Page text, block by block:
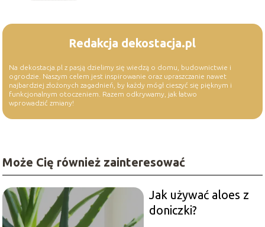
Redakcja dekostacja.pl
Na dekostacja.pl z pasją dzielimy się wiedzą o domu, budownictwie i
ogrodzie. Naszym celem jest inspirowanie oraz upraszczanie nawet
najbardziej złożonych zagadnień, by każdy mógł cieszyć się pięknym i
funkcjonalnym otoczeniem. Razem odkrywamy, jak łatwo
wprowadzić zmiany!
Może Cię również zainteresować
Jak używać aloes z
doniczki?